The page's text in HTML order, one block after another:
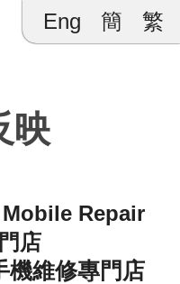
Eng 簡 繁
映
Mobile Repair
店
機維修專門店